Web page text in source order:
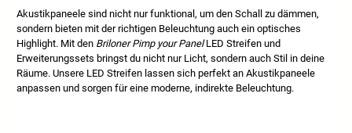
Akustikpaneele sind nicht nur funktional, um den Schall zu dämmen,
sondern bieten mit der richtigen Beleuchtung auch ein optisches
Highlight. Mit den Briloner Pimp your PanelLED Streifen und
Erweiterungssets bringst du nicht nur Licht, sondern auch Stil in deine
Räume. Unsere LED Streifen lassen sich perfekt an Akustikpaneele
anpassen und sorgen für eine moderne, indirekte Beleuchtung.